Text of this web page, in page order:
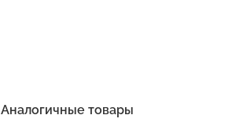
Аналогичные товары